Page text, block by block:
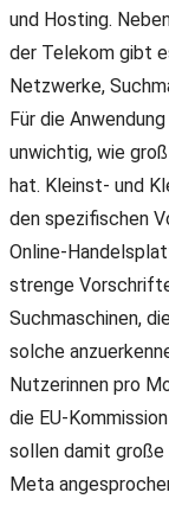
und Hosting.
der Telekom gibt
Netzwerke,
Für die
unwichtig, wie
hat. Kleinst- und
den spezifischen
Online-
strenge
Suchmaschinen,
solche
Nutzerinnen pro
die EU-
sollen damit
Meta